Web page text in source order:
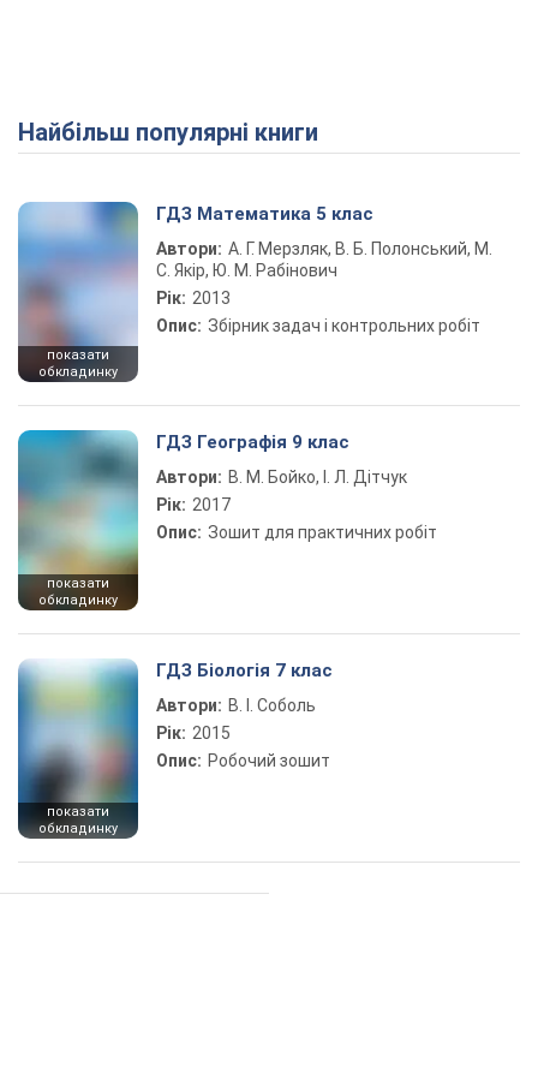
Найбільш популярні книги
показати
обкладинку
ГДЗ Математика 5 клас
Автори: А. Г. Мерзляк, В. Б. Полонський, М.
С. Якір, Ю. М. Рабінович
Рік: 2013
Опис: Збірник задач і контрольних робіт
показати
обкладинку
ГДЗ Географія 9 клас
Автори: В. М. Бойко, І. Л. Дітчук
Рік: 2017
Опис: Зошит для практичних робіт
показати
обкладинку
ГДЗ Біологія 7 клас
Автори: В. І. Соболь
Рік: 2015
Опис: Робочий зошит